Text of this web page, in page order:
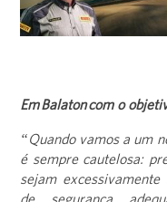
Em Balaton com o
“Quando vamos a um
é sempre cautelosa:
sejam